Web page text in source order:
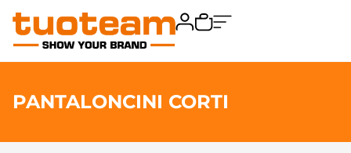
PANTALONCINI CORTI